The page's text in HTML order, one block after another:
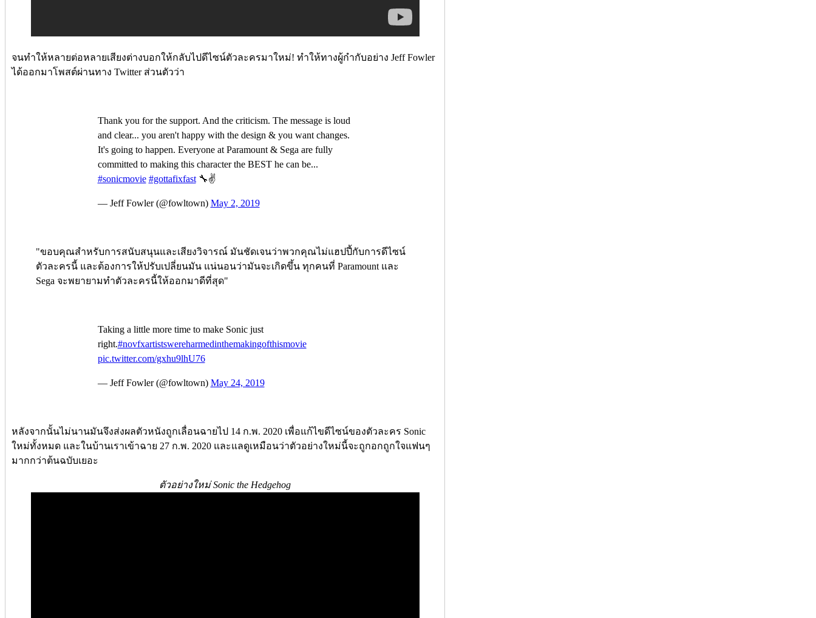
จนทำให้หลายต่อหลายเสียงต่างบอกให้กลับไปดีไซน์ตัวละครมาใหม่! ทำให้ทางผู้กำกับอย่าง Jeff Fowler
ได้ออกมาโพสต์ผ่านทาง Twitter ส่วนตัวว่า
Thank you for the support. And the criticism. The message is loud
and clear... you aren't happy with the design & you want changes.
It's going to happen. Everyone at Paramount & Sega are fully
committed to making this character the BEST he can be...
#sonicmovie #gottafixfast🔧✌️
— Jeff Fowler (@fowltown) May 2, 2019
"ขอบคุณสำหรับการสนับสนุนและเสียงวิจารณ์ มันชัดเจนว่าพวกคุณไม่แฮปปี้กับการดีไซน์
ตัวละครนี้ และต้องการให้ปรับเปลี่ยนมัน แน่นอนว่ามันจะเกิดขึ้น ทุกคนที่ Paramount และ
Sega จะพยายามทำตัวละครนี้ให้ออกมาดีที่สุด"
Taking a little more time to make Sonic just
right.#novfxartistswereharmedinthemakingofthismovie
pic.twitter.com/gxhu9lhU76
— Jeff Fowler (@fowltown) May 24, 2019
หลังจากนั้นไม่นานมันจึงส่งผลตัวหนังถูกเลื่อนฉายไป 14 ก.พ. 2020 เพื่อแก้ไขดีไซน์ของตัวละคร Sonic
ใหม่ทั้งหมด และในบ้านเราเข้าฉาย 27 ก.พ. 2020 และแลดูเหมือนว่าตัวอย่างใหม่นี้จะถูกอกถูกใจแฟนๆ
มากกว่าต้นฉบับเยอะ
ตัวอย่างใหม่ Sonic the Hedgehog